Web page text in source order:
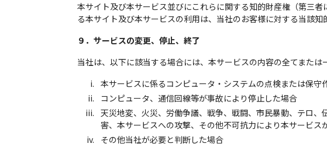
本サイト及び本サービス並びにこれらに関する知的財産権（第三
る本サイト及び本サービスの利用は、当社のお客様に対する当該
９．サービスの変更、停止、終了
当社は、以下に該当する場合には、本サービスの内容の全てまた
本サービスに係るコンピュータ・システムの点検または保守
コンピュータ、通信回線等が事故により停止した場合
天災地変、火災、労働争議、戦争、戦闘、市民暴動、テロ
害、本サービスへの攻撃、その他不可抗力により本サービス
その他当社が必要と判断した場合